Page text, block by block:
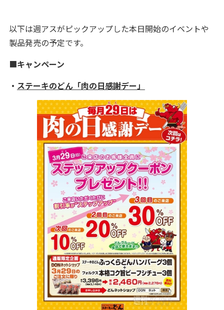
以下は週アスがピックアップした本日開始のイベントや
製品発売の予定です。
■キャンペーン
・ ステーキのどん「肉の日感謝デー」